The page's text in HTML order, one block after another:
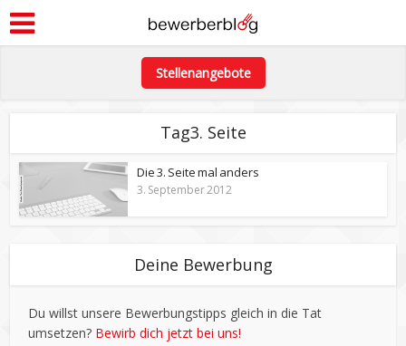
Stellenangebote
Tag3. Seite
Die 3. Seite mal anders
3. September 2012
Deine Bewerbung
Du willst unsere Bewerbungstipps gleich in die Tat
umsetzen? Bewirb dich jetzt bei uns!